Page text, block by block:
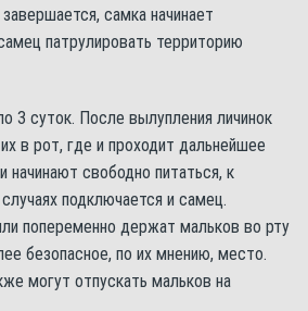
самка начинает
патрулировать территорию
3 суток. После вылупления личинок
в рот, где и проходит дальнейшее
начинают свободно питаться, к
подключается и самец.
попеременно держат мальков во рту
безопасное, по их мнению, место.
могут отпускать мальков на